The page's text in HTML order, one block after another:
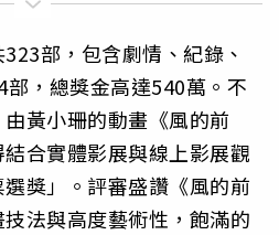
部，包含劇情、紀錄、
，總獎金高達540萬。不
黃小珊的動畫《風的前
合實體影展與線上影展觀
獎」。評審盛讚《風的前
法與高度藝術性，飽滿的